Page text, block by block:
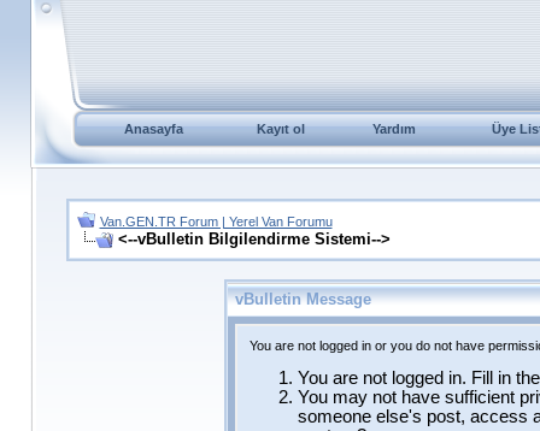
Anasayfa Kayıt ol Yardım Üye
Van.GEN.TR Forum | Yerel Van Forumu
<--vBulletin Bilgilendirme Sistemi-->
vBulletin Message
You are not logged in or you do not have
You are not logged in. Fill in
You may not have sufficient
someone else's post, access